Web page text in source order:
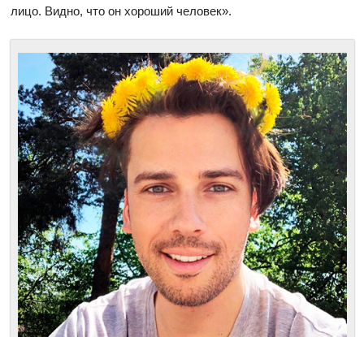
лицо. Видно, что он хороший человек».